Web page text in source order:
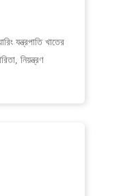
যন্ত্রপাতি খাতের
নিয়ন্ত্রণ